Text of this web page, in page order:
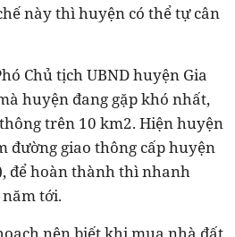
này thì huyện có thể tự cân
Chủ tịch UBND huyện Gia
huyện đang gặp khó nhất,
trên 10 km2. Hiện huyện
đường giao thông cấp huyện
để hoàn thành thì nhanh
tới.